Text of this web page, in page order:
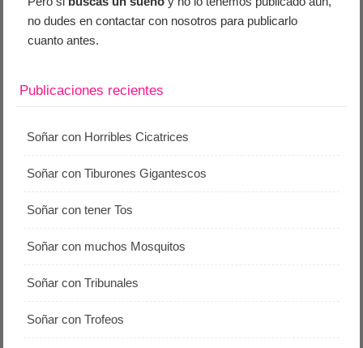
no dudes en contactar con nosotros para publicarlo
cuanto antes.
Publicaciones recientes
Soñar con Horribles Cicatrices
Soñar con Tiburones Gigantescos
Soñar con tener Tos
Soñar con muchos Mosquitos
Soñar con Tribunales
Soñar con Trofeos